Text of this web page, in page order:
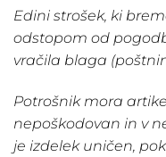
Edini strošek, ki
odstopom od
vračila blaga
Potrošnik mora
nepoškodovan in v
je izdelek uničen,